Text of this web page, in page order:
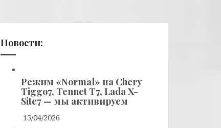
Новости:
Режим «Normal» на Chery
Tiggo7, Tennet T7, Lada X-
Site7 — мы активируем
15/04/2026